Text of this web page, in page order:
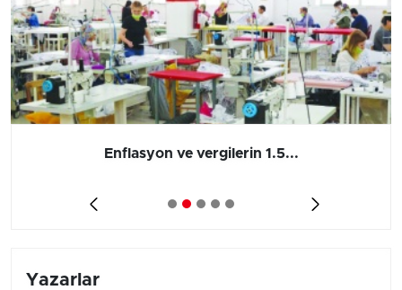
Enflasyon ve vergilerin 1.5...
Yazarlar